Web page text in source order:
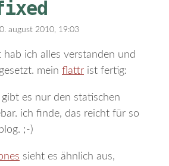
august 2010, 19:03
hab ich alles verstanden und
mein flattr ist fertig:
es nur den statischen
ich finde, das reicht für so
;-)
sieht es ähnlich aus,